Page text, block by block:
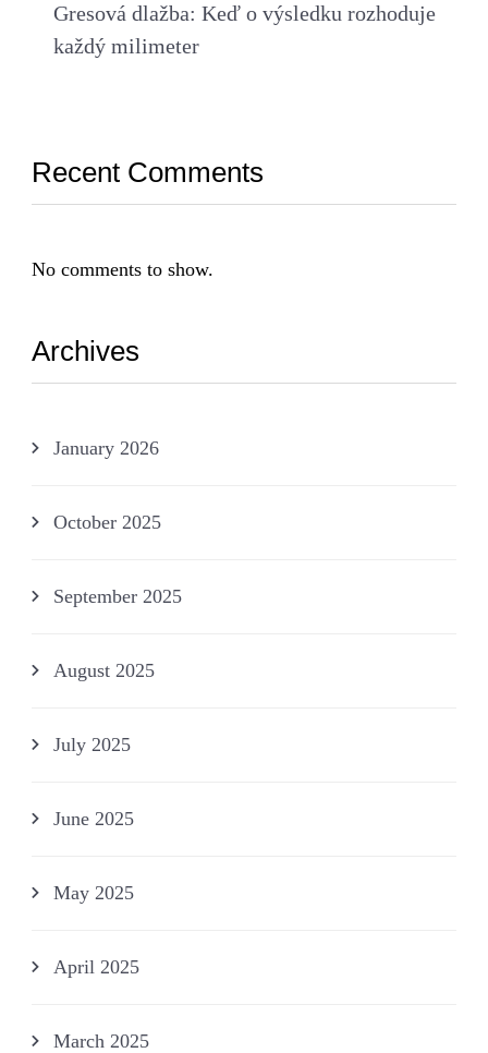
Gresová dlažba: Keď o výsledku rozhoduje
každý milimeter
Recent Comments
No comments to show.
Archives
January 2026
October 2025
September 2025
August 2025
July 2025
June 2025
May 2025
April 2025
March 2025